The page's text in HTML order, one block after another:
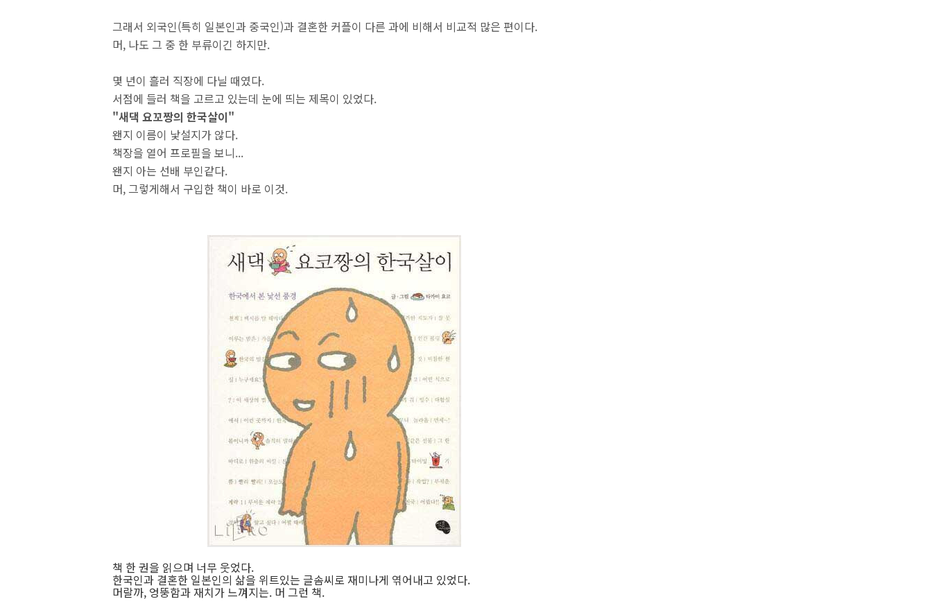
그래서 외국인(특히 일본인과 중국인)과 결혼한 커플이 다른 과에 비해서 비교적 많은 편이다.
머, 나도 그 중 한 부류이긴 하지만.
몇 년이 흘러 직장에 다닐 때였다.
서점에 들러 책을 고르고 있는데 눈에 띄는 제목이 있었다.
"새댁 요꼬짱의 한국살이"
왠지 이름이 낯설지가 않다.
책장을 열어 프로필을 보니...
왠지 아는 선배 부인같다.
머, 그렇게해서 구입한 책이 바로 이것.
책 한 권을 읽으며 너무 웃었다.
한국인과 결혼한 일본인의 삶을 위트있는 글솜씨로 재미나게 엮어내고 있었다.
머랄까, 엉뚱함과 재치가 느껴지는. 머 그런 책.